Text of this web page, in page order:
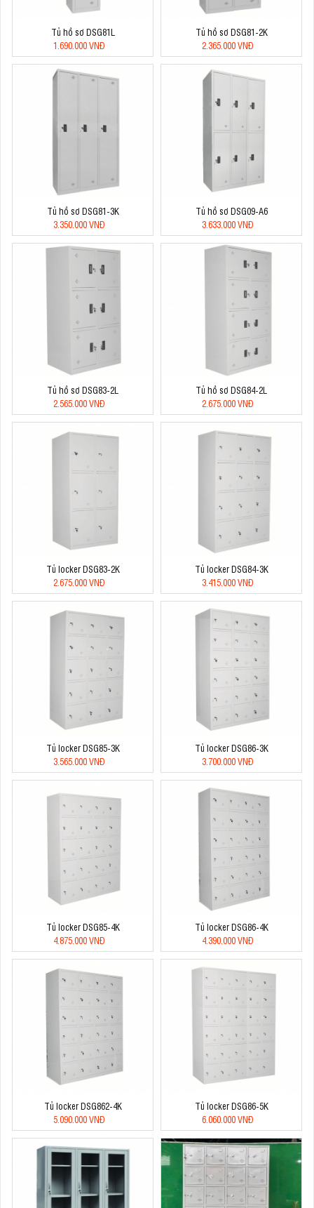
Tủ hồ sơ DSG81L
1.690.000 VNĐ
Tủ hồ sơ DSG81-2K
2.365.000 VNĐ
Tủ hồ sơ DSG81-3K
3.350.000 VNĐ
Tủ hồ sơ DSG09-A6
3.633.000 VNĐ
Tủ hồ sơ DSG83-2L
2.565.000 VNĐ
Tủ hồ sơ DSG84-2L
2.675.000 VNĐ
Tủ locker DSG83-2K
2.675.000 VNĐ
Tủ locker DSG84-3K
3.415.000 VNĐ
Tủ locker DSG85-3K
3.565.000 VNĐ
Tủ locker DSG86-3K
3.700.000 VNĐ
Tủ locker DSG85-4K
4.875.000 VNĐ
Tủ locker DSG86-4K
4.390.000 VNĐ
Tủ locker DSG862-4K
5.090.000 VNĐ
Tủ locker DSG86-5K
6.060.000 VNĐ